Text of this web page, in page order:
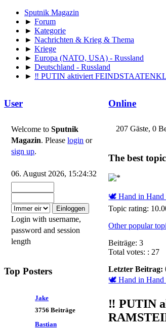
Sputnik Magazin
► Forum
► Kategorie
► Nachrichten & Krieg & Thema
► Kriege
► Europa (NATO, USA) - Russland
► Deutschland - Russland
► ‼️ PUTIN aktiviert
User
Welcome toSputnik
Magazin. Pleaselogin or
sign up.
06. August 2026, 15:24:32
Login with username,
password and session
length
Top Posters
Jake
3756 Beiträge
Bastian
Wetter-Panorama
Österreich
Urs
2025-01-20, 14:27:08
Wetter-Panorama:
Schweiz
Francesco
⛅Wetter-Panorama
Südtirol
GeraldZimmer
⛅LeWetter:
Da kommen noch mehr
UNWETTER auf uns
zu...
Kommt nach der Kühle
Online
207 Gäste, 0
The best topic
🕊 Hand in Hand
Topic rating:
Other popular
Beiträge: 3
Total votes: : 27
Letzter Beitrag:
🕊 Hand in Hand
‼️ PUTIN